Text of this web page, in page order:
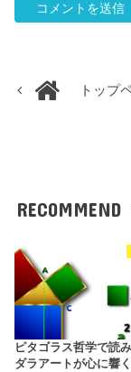
トップ
RECOMMEND
ピタゴラス哲学で読
ダラアートが心に響